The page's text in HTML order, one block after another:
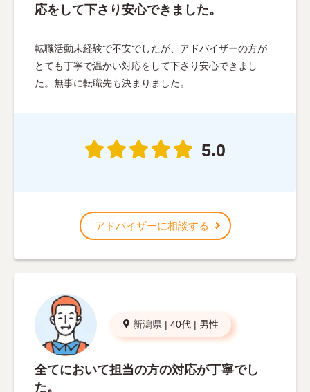
応をして下さり安心できました。
転職活動未経験で不安でしたが、アドバイザーの方が
とても丁寧で温かい対応をして下さり安心できまし
た。無事に転職先も決まりました。
5.0
アドバイザーに相談する
新潟県 | 40代 | 男性
全てにおいて担当の方の対応が丁寧でし
た。